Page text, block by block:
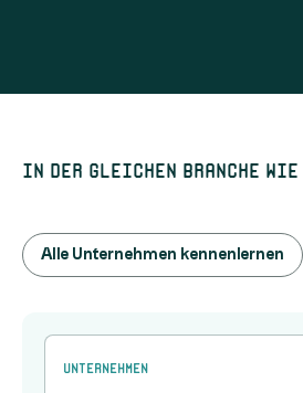
In der gleichen Branche
Alle Unternehmen kennenlernen
Unternehmen